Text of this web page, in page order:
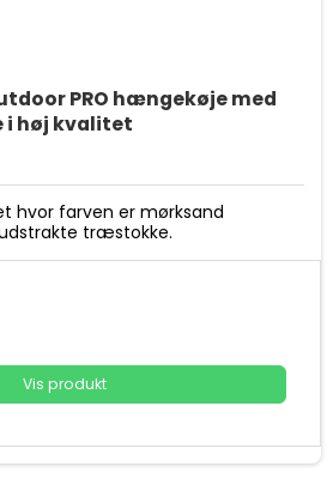
PRO hængekøje med
i høj kvalitet
hvor farven er mørksand
træstokke.
Vis produkt